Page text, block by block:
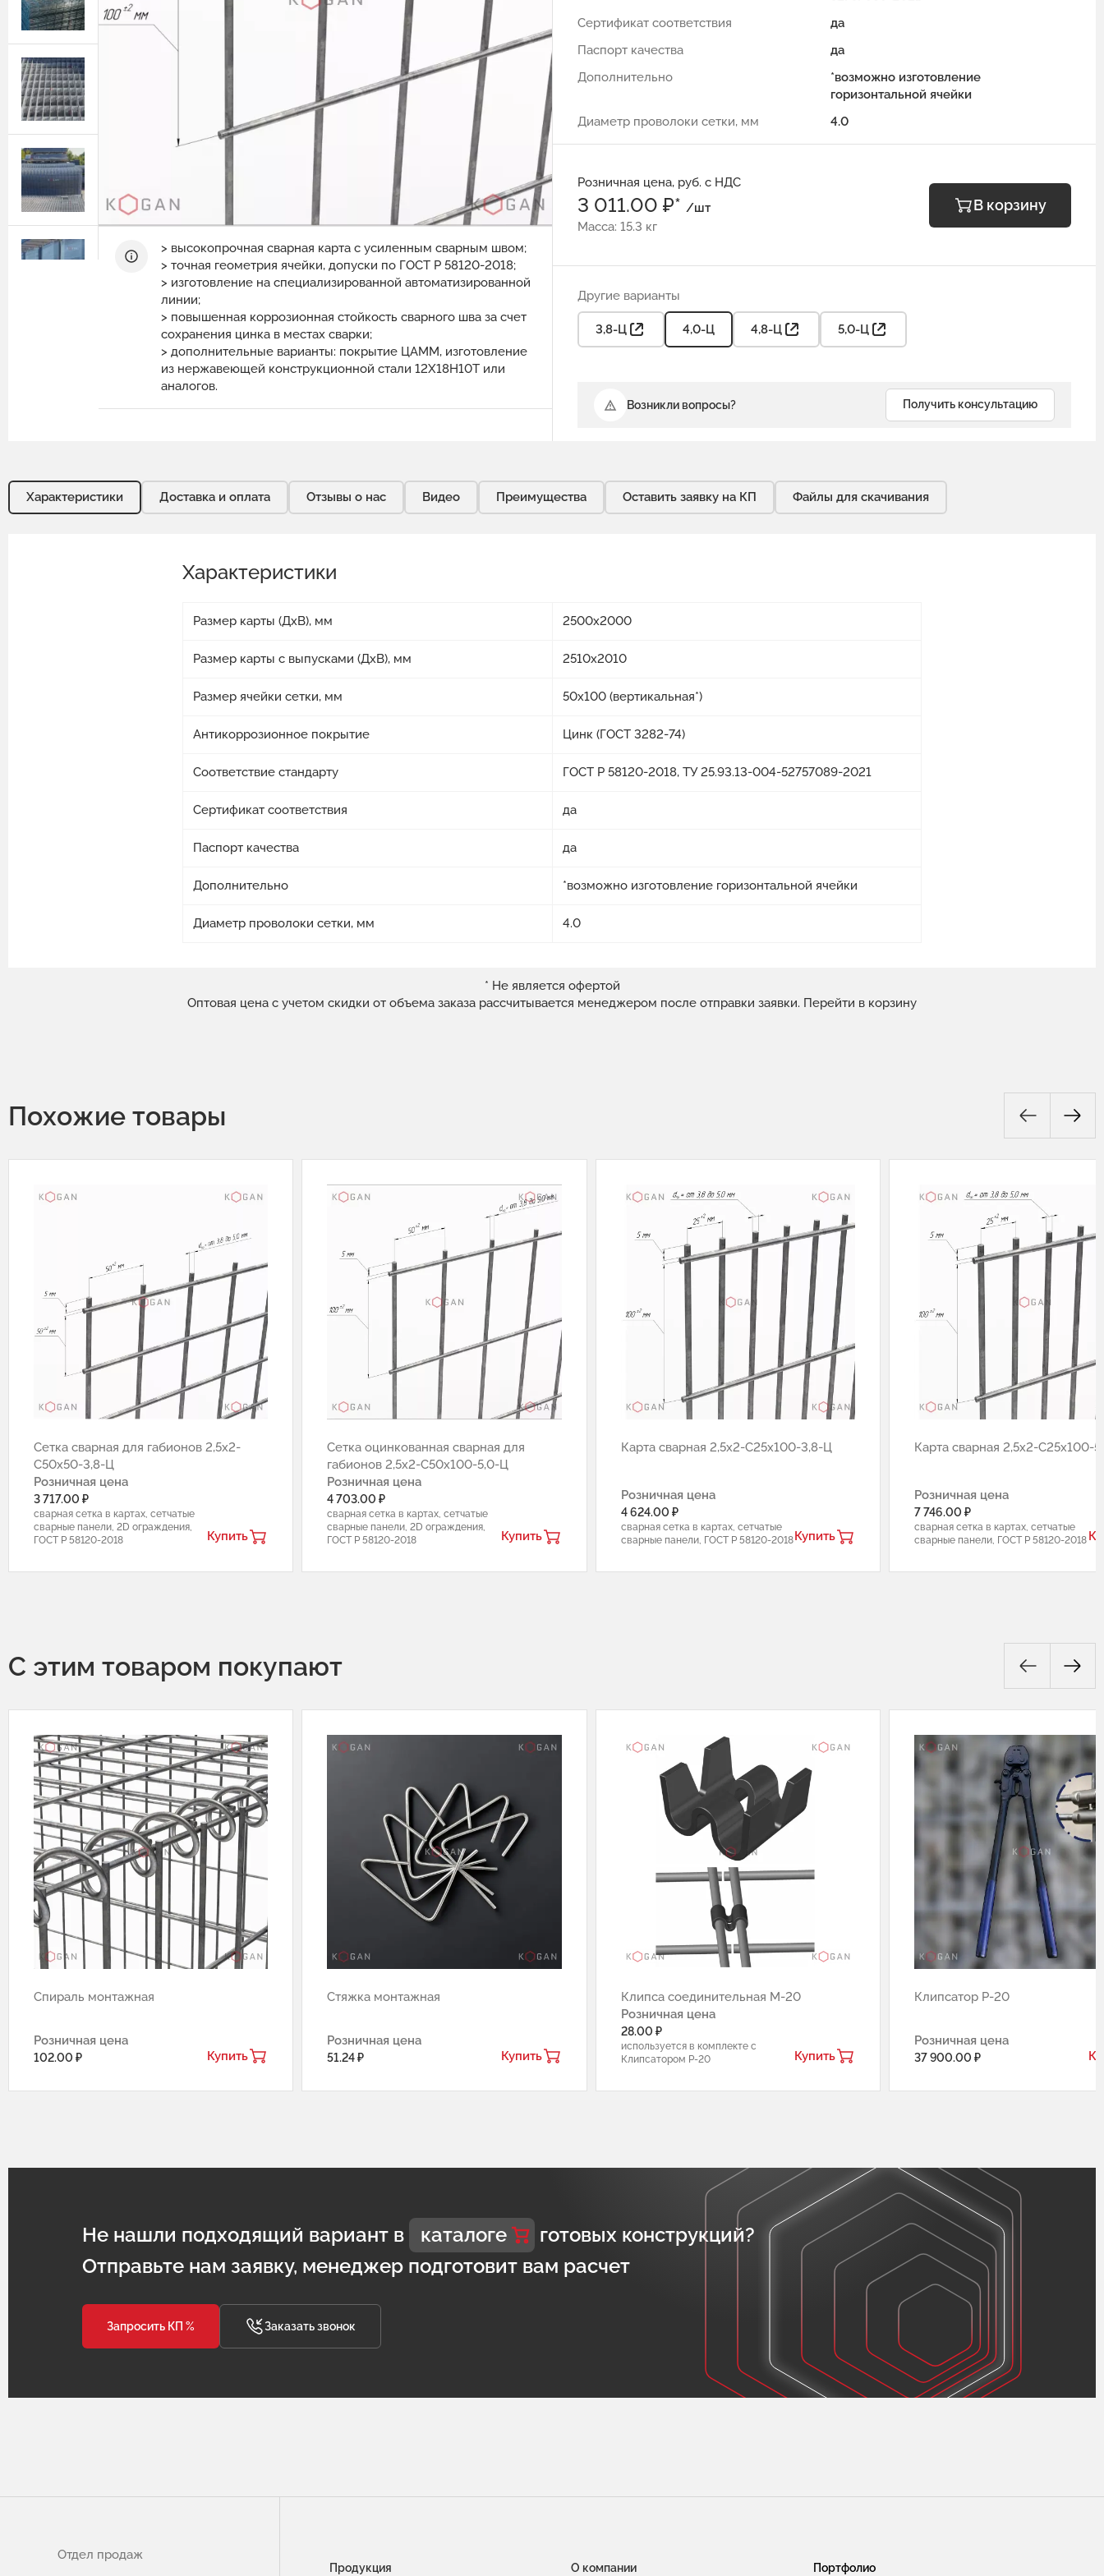
Защитные ограждения из сварной
сетки
Сетка двойного кручения для
габионов
Сетка сварная оцинкованная в картах
Геоматы РЕКОН-М
Геоматериалы
Инструмент и комплектующие для
габионов
Геотехнические расчёты
Программный комплекс GEO5
Природный камень для габионов
Эрклёз для габионов
> высокопрочная сварная карта с усиленным сварным швом;
> точная геометрия ячейки, допуски по ГОСТ Р 58120-2018;
> изготовление на специализированной автоматизированной
линии;
> повышенная коррозионная стойкость сварного шва за счет
сохранения цинка в местах сварки;
> дополнительные варианты: покрытие ЦАММ, изготовление
из нержавеющей конструкционной стали 12Х18Н10Т или
аналогов.
Сертификат соответствия
да
Паспорт качества
да
Дополнительно
*возможно изготовление
горизонтальной ячейки
Диаметр проволоки сетки, мм
4.0
Розничная цена, руб. с НДС
3 011.00 ₽* /шт
Масса: 15.3 кг
В корзину
Другие варианты
3,8-Ц 4,0-Ц 4,8-Ц 5,0-Ц
Возникли вопросы? Получить консультацию
Характеристики Доставка и оплата Отзывы о нас Видео Преимущества Оставить заявку на КП Файлы для скачивания
Характеристики
Размер карты (ДхВ), мм 2500x2000
Размер карты с выпусками (ДхВ), мм 2510x2010
Размер ячейки сетки, мм 50x100 (вертикальная*)
Антикоррозионное покрытие Цинк (ГОСТ 3282-74)
Соответствие стандарту ГОСТ Р 58120-2018, ТУ 25.93.13-004-52757089-2021
Сертификат соответствия да
Паспорт качества да
Дополнительно *возможно изготовление горизонтальной ячейки
Диаметр проволоки сетки, мм 4.0
* Не является офертой
Оптовая цена с учетом скидки от объема заказа рассчитывается менеджером после отправки заявки. Перейти в корзину
Похожие товары
Сетка сварная для габионов 2,5х2-
С50х50-3,8-Ц
Розничная цена
3 717.00 ₽
сварная сетка в картах, сетчатые
сварные панели, 2D ограждения,
ГОСТ Р 58120-2018
Купить
Сетка оцинкованная сварная для
габионов 2,5х2-С50х100-5,0-Ц
Розничная цена
4 703.00 ₽
сварная сетка в картах, сетчатые
сварные панели, 2D ограждения,
ГОСТ Р 58120-2018
Купить
Карта сварная 2,5х2-С25х100-3,8-Ц
Розничная цена
4 624.00 ₽
сварная сетка в картах, сетчатые
сварные панели, ГОСТ Р 58120-2018Купить
Карта сварная 2,5х2-С25х100-
Розничная цена
7 746.00 ₽
сварная сетка в картах, сетчатые
сварные панели, ГОСТ Р 58120-2018
С этим товаром покупают
Спираль монтажная
Розничная цена
102.00 ₽ Купить
Стяжка монтажная
Розничная цена
51.24 ₽ Купить
Клипса соединительная М-20
Розничная цена
28.00 ₽
используется в комплекте с
Клипсатором Р-20
Купить
Клипсатор Р-20
Розничная цена
37 900.00 ₽
Не нашли подходящий вариант в каталоге
готовых конструкций?
Отправьте нам заявку, менеджер подготовит вам расчет
Запросить КП % Заказать звонок
Отдел продаж
Продукция О компании Портфолио